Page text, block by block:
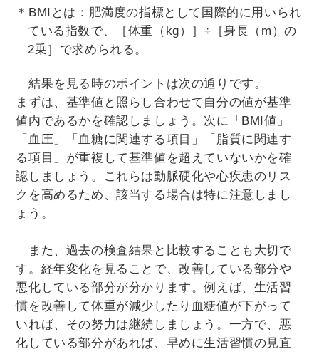
＊BMIとは：肥満度の指標として国際的に用いられ
ている指数で、［体重（kg）］÷［身長（m）の
2乗］で求められる。
結果を見る時のポイントは次の通りです。
まずは、基準値と照らし合わせて自分の値が基準
値内であるかを確認しましょう。次に「BMI値」
「血圧」「血糖に関連する項目」「脂質に関連す
る項目」が重複して基準値を超えていないかを確
認しましょう。これらは動脈硬化や心疾患のリス
クを高めるため、該当する場合は特に注意しまし
ょう。
また、過去の検査結果と比較することも大切で
す。経年変化を見ることで、改善している部分や
悪化している部分が分かります。例えば、生活習
慣を改善して体重が減少したり血糖値が下がって
いれば、その努力は継続しましょう。一方で、悪
化している部分があれば、早めに生活習慣の見直